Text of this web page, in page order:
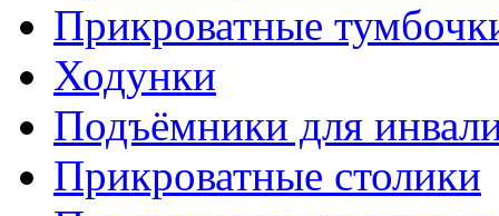
Прикроватные
Ходунки
Подъёмники для
Прикроватные столики